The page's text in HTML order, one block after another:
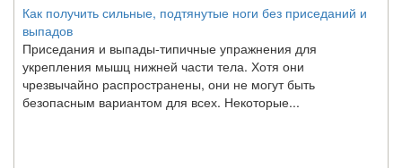
выпадов
Приседания и выпады-типичные упражнения для
укрепления мышц нижней части тела. Хотя они
чрезвычайно распространены, они не могут быть
безопасным вариантом для всех. Некоторые...